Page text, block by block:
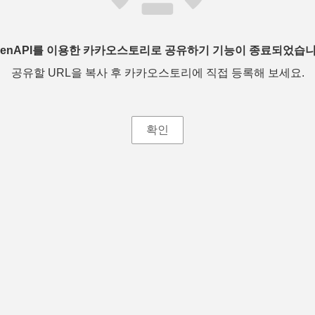
를 이용한 카카오스토리로 공유하기 기능이 종료되었습
공유할 URL을 복사 후 카카오스토리에 직접 등록해 보세요.
확인